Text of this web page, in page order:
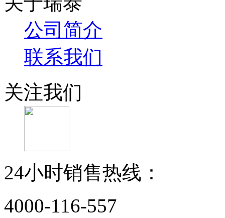
公司简介
联系我们
关注我们
24小时销售热线：
4000-116-557